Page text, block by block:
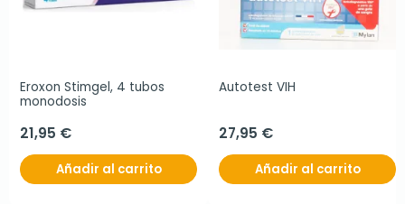
Eroxon Stimgel, 4 tubos
monodosis
21,95 €
Añadir al carrito
Autotest VIH
27,95 €
Añadir al carrito